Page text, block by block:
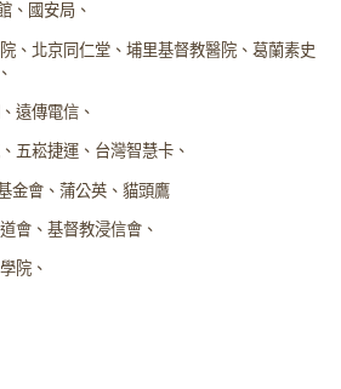
、國安局、
、北京同仁堂、埔里基督教醫院、葛蘭素史
遠傳電信、
五崧捷運、台灣智慧卡、
金會、蒲公英、貓頭鷹
會、基督教浸信會、
院、